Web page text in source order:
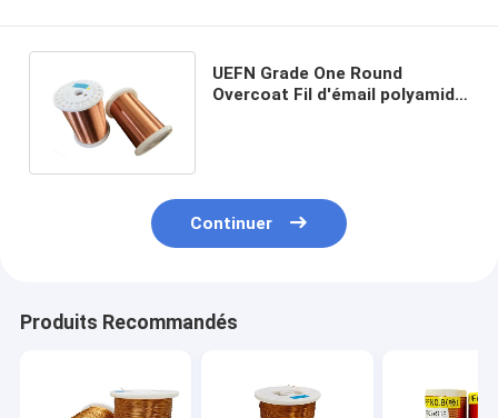
UEFN Grade One Round
Overcoat Fil d'émail polyamide
Continuer
Produits Recommandés